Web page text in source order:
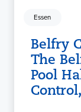
Essen
Belfry
The
Pool